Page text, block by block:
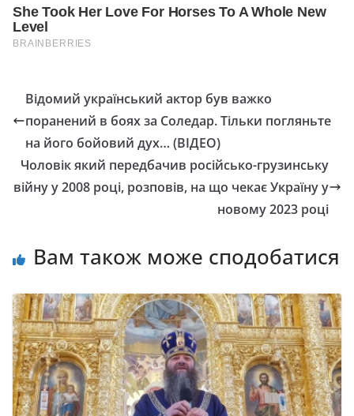
Відомий український актор був важко
поранений в боях за Соледар. Тільки погляньте
на його бойовий дух… (ВІДЕО)
Чоловік який передбачив російсько-грузинську
війну у 2008 році, розповів, на що чекає Україну у
новому 2023 році
Вам також може сподобатися